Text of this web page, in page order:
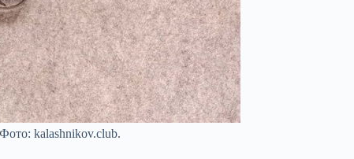
kalashnikov.club.